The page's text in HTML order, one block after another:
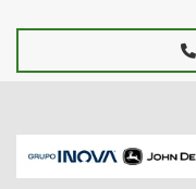
Folheteria